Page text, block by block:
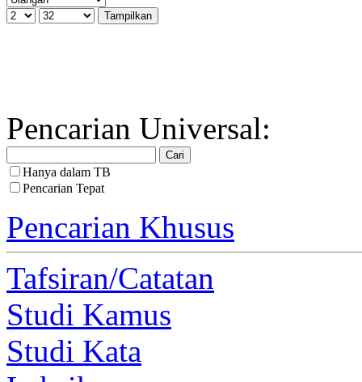
Pencarian Universal:
Hanya dalam TB
Pencarian Tepat
Pencarian Khusus
Tafsiran/Catatan
Studi Kamus
Studi Kata